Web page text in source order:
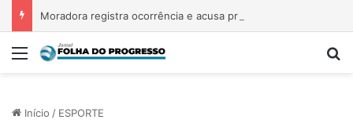
Menu
Início / ESPORTE